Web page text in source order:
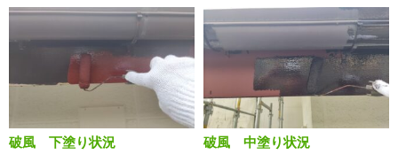
破風 下塗り状況 破風 中塗り状況